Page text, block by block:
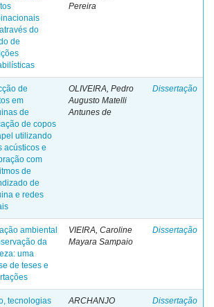
do
de
Pereira
de
em
de
de copos
utilizando
acústicos e
com
de
de
e redes
OLIVEIRA, Pedro
Augusto Matelli
Antunes de
Dissertação
ambiental
da
uma
de teses e
VIEIRA, Caroline
Mayara Sampaio
Dissertação
tecnologias
ARCHANJO
Dissertação